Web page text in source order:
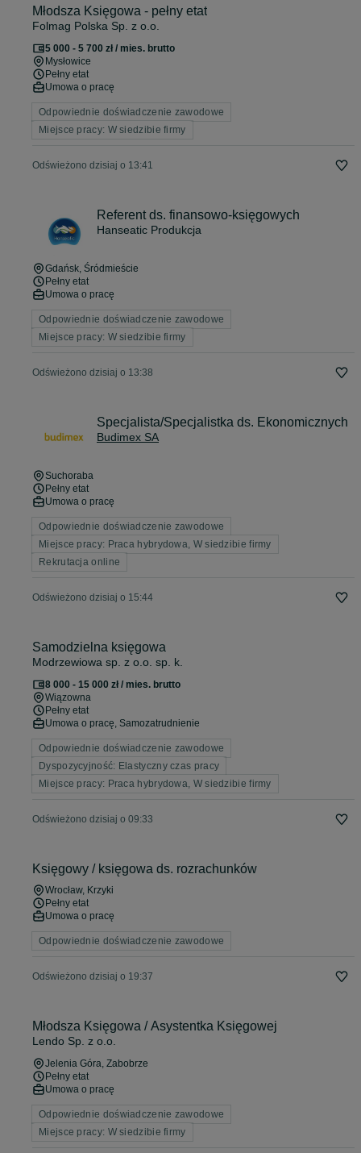
Młodsza Księgowa - pełny etat
Folmag Polska Sp. z o.o.
5 000 - 5 700 zł / mies. brutto
Mysłowice
Pełny etat
Umowa o pracę
Odpowiednie doświadczenie zawodowe
Miejsce pracy: W siedzibie firmy
Odświeżono dzisiaj o 13:41
Referent ds. finansowo-księgowych
Hanseatic Produkcja
Gdańsk, Śródmieście
Pełny etat
Umowa o pracę
Odpowiednie doświadczenie zawodowe
Miejsce pracy: W siedzibie firmy
Odświeżono dzisiaj o 13:38
Specjalista/Specjalistka ds. Ekonomicznych
Budimex SA
Suchoraba
Pełny etat
Umowa o pracę
Odpowiednie doświadczenie zawodowe
Miejsce pracy: Praca hybrydowa, W siedzibie firmy
Rekrutacja online
Odświeżono dzisiaj o 15:44
Samodzielna księgowa
Modrzewiowa sp. z o.o. sp. k.
8 000 - 15 000 zł / mies. brutto
Wiązowna
Pełny etat
Umowa o pracę, Samozatrudnienie
Odpowiednie doświadczenie zawodowe
Dyspozycyjność: Elastyczny czas pracy
Miejsce pracy: Praca hybrydowa, W siedzibie firmy
Odświeżono dzisiaj o 09:33
Księgowy / księgowa ds. rozrachunków
Wrocław, Krzyki
Pełny etat
Umowa o pracę
Odpowiednie doświadczenie zawodowe
Odświeżono dzisiaj o 19:37
Młodsza Księgowa / Asystentka Księgowej
Lendo Sp. z o.o.
Jelenia Góra, Zabobrze
Pełny etat
Umowa o pracę
Odpowiednie doświadczenie zawodowe
Miejsce pracy: W siedzibie firmy